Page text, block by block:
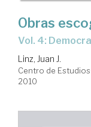
Obras
Vol. 4:
Linz, Juan J.
Centro de Estudios
2010